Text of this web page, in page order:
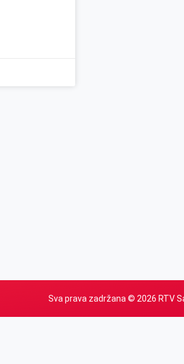
Sva prava zadržana © 2026 RTV